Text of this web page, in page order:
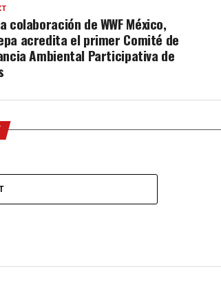
colaboración de WWF México,
acredita el primer Comité de
Ambiental Participativa de